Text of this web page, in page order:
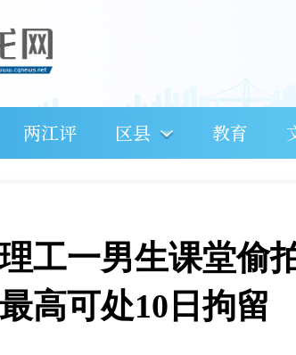
两江评 区县 教育
工一男生课堂偷
高可处10日拘留